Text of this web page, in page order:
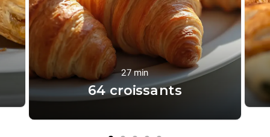
27 min
64 croissants